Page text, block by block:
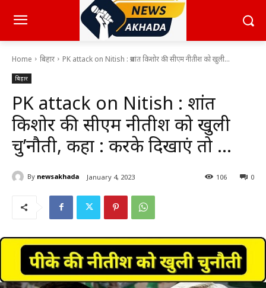
Home बिहार PK attack on Nitish : प्रशांत किशोर की सीएम नीतीश को खुली...
बिहार
PK attack on Nitish : प्रशांत
किशोर की सीएम नीतीश को खुली
चु’नौती, कहा : करके दिखाएं तो …
By newsakhada January 4, 2023 0
106